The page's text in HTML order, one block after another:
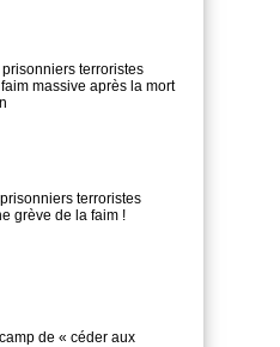
terroristes
massive après la mort
terroristes
grève de la faim !
de « céder aux